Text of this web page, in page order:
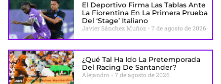
El Deportivo Firma Las Tablas Ante
La Fiorentina En La Primera Prueba
Del ‘stage’ Italiano
Javier Sánchez Muñoz 7 de agosto de 2026
¿Qué Tal Ha Ido La Pretemporada
Del Racing De Santander?
Alejandro 7 de agosto de 2026